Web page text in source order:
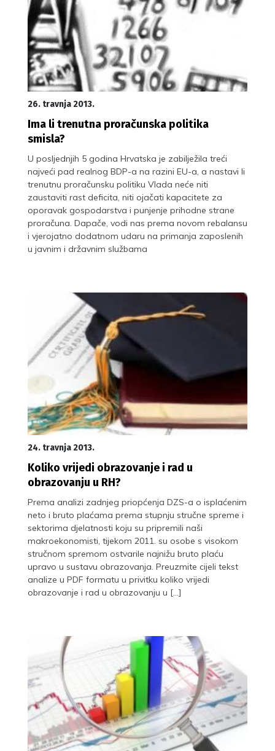
26. travnja 2013.
Ima li trenutna proračunska politika
smisla?
U posljednjih 5 godina Hrvatska je zabilježila treći
najveći pad realnog BDP-a na razini EU-a, a nastavi li
trenutnu proračunsku politiku Vlada neće niti
zaustaviti rast deficita, niti ojačati kapacitete za
oporavak gospodarstva i punjenje prihodne strane
proračuna. Dapače, vodi nas prema novom rebalansu
i vjerojatno dodatnom udaru na primanja zaposlenih
u javnim i državnim službama
24. travnja 2013.
Koliko vrijedi obrazovanje i rad u
obrazovanju u RH?
Prema analizi zadnjeg priopćenja DZS-a o isplaćenim
neto i bruto plaćama prema stupnju stručne spreme i
sektorima djelatnosti koju su pripremili naši
makroekonomisti, tijekom 2011. su osobe s visokom
stručnom spremom ostvarile najnižu bruto plaću
upravo u sustavu obrazovanja. Preuzmite cijeli tekst
analize u PDF formatu u privitku koliko vrijedi
obrazovanje i rad u obrazovanju u […]